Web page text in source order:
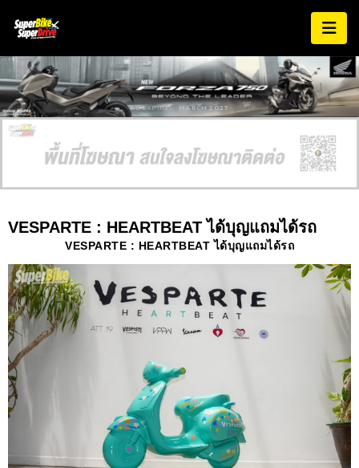
AD EXPIRES: MARCH 2027
VESPARTE : HEARTBEAT ได้บุญแถมได้รถ
VESPARTE : HEARTBEAT ได้บุญแถมได้รถ